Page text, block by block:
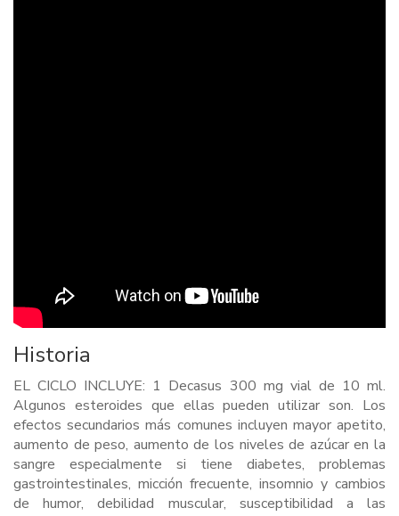
Historia
EL CICLO INCLUYE: 1 Decasus 300 mg vial de 10 ml.
Algunos esteroides que ellas pueden utilizar son. Los
efectos secundarios más comunes incluyen mayor apetito,
aumento de peso, aumento de los niveles de azúcar en la
sangre especialmente si tiene diabetes, problemas
gastrointestinales, micción frecuente, insomnio y cambios
de humor, debilidad muscular, susceptibilidad a las